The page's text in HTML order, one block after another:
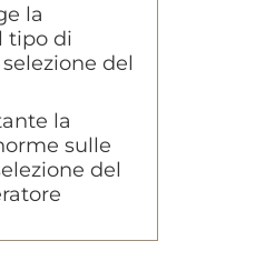
la
tipo di
del
la
sulle
del